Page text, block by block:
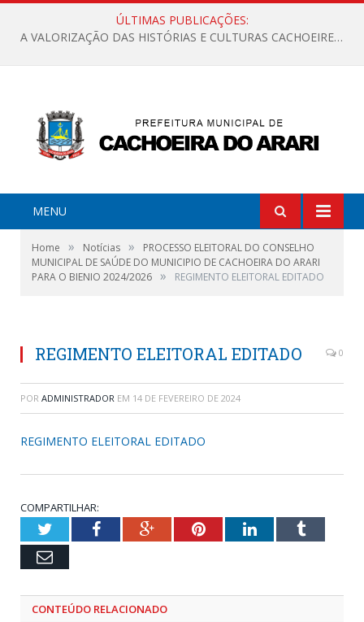
ÚLTIMAS PUBLICAÇÕES:
A VALORIZAÇÃO DAS HISTÓRIAS E CULTURAS CACHOEIRENSES
MENU
Home » Notícias »
PROCESSO ELEITORAL DO CONSELHO
MUNICIPAL DE SAÚDE DO MUNICIPIO DE CACHOEIRA DO ARARI
PARA O BIENIO 2024/2026 » REGIMENTO ELEITORAL EDITADO
REGIMENTO ELEITORAL EDITADO 0
POR ADMINISTRADOR EM 14 DE FEVEREIRO DE 2024
REGIMENTO ELEITORAL EDITADO
COMPARTILHAR:
TwitterFacebookGoogle+PinterestLinkedInTumblr
Email
CONTEÚDO RELACIONADO